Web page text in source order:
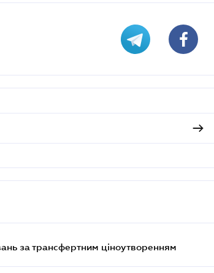
за трансфертним ціноутворенням